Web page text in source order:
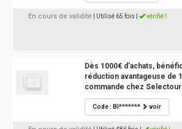
En cours de validité | Utilisé 65 fois vérifié !
Dès 1000€ d'achats,
réduction avantageuse de
commande chez Selectour
Code : BI******* voir